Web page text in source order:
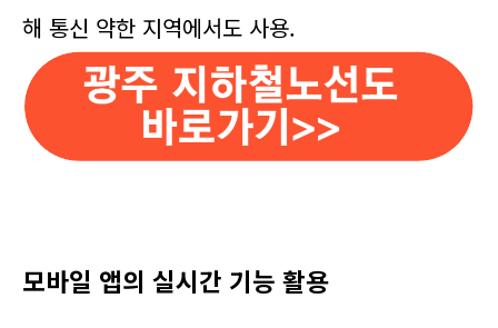
해 통신 약한 지역에서도 사용.
모바일 앱의 실시간 기능 활용